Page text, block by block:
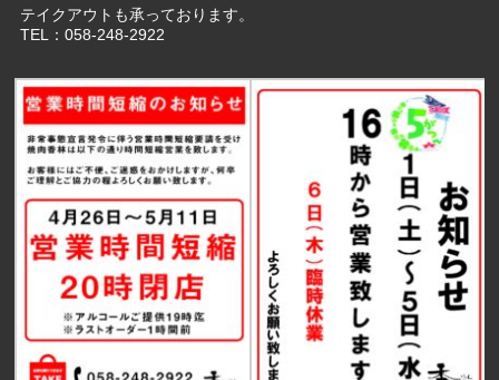
テイクアウトも承っております。
TEL：058-248-2922